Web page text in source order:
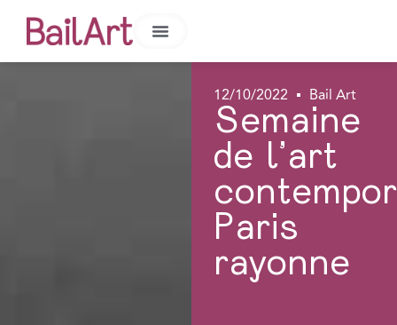
12/10/2022 Bail Art
Semaine
de l’art
Paris
rayonne